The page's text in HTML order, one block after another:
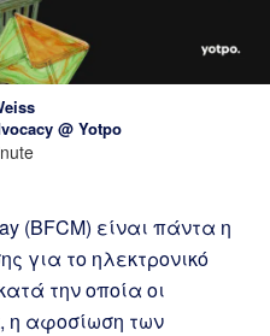
@ Yotpo
(BFCM) είναι πάντα η
για το ηλεκτρονικό
την οποία οι
η αφοσίωση των